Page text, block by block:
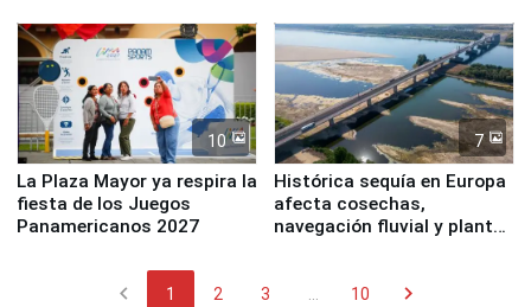
10
La Plaza Mayor ya respira la
fiesta de los Juegos
Panamericanos 2027
7
Histórica sequía en Europa
afecta cosechas,
navegación fluvial y plantas
chevron_left 1 2 3 10 chevron_right